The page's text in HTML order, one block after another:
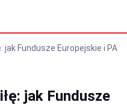
jak Fundusze Europejskie i
jak Fundusze